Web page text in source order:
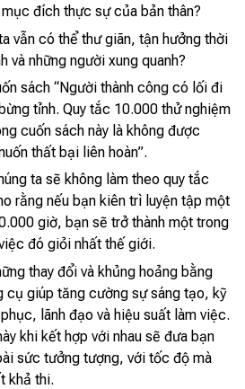
đích thực sự của bản thân?
vẫn có thể thư giãn, tận hưởng thời
và những người xung quanh?
sách “Người thành công có lối đi
tỉnh. Quy tắc 10.000 thử nghiệm
cuốn sách này là không được
thất bại liên hoàn”.
ta sẽ không làm theo quy tắc
rằng nếu bạn kiên trì luyện tập một
giờ, bạn sẽ trở thành một trong
đó giỏi nhất thế giới.
thay đổi và khủng hoảng bằng
cụ giúp tăng cường sự sáng tạo, kỹ
lãnh đạo và hiệu suất làm việc.
khi kết hợp với nhau sẽ đưa bạn
sức tưởng tượng, với tốc độ mà
khả thi.